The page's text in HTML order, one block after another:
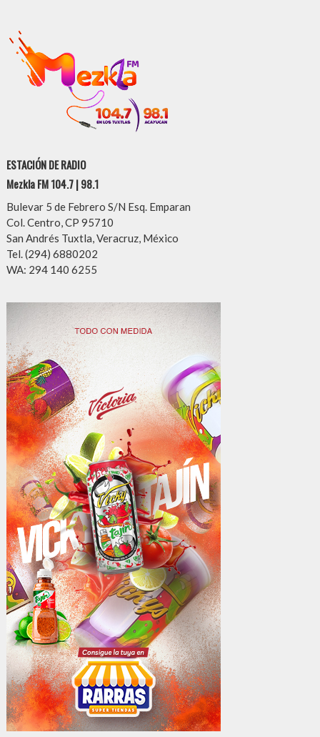
ESTACIÓN DE RADIO
Mezkla FM 104.7 | 98.1
Bulevar 5 de Febrero S/N Esq. Emparan
Col. Centro, CP 95710
San Andrés Tuxtla, Veracruz, México
Tel. (294) 6880202
WA: 294 140 6255